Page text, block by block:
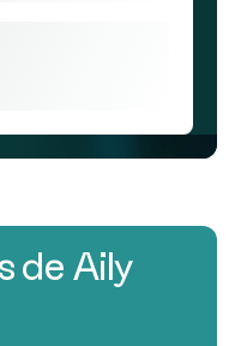
de Aily